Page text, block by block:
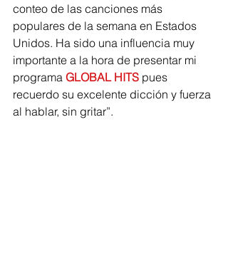
conteo de las canciones más
populares de la semana en Estados
Unidos. Ha sido una influencia muy
importante a la hora de presentar mi
programa GLOBAL HITS pues
recuerdo su excelente dicción y fuerza
al hablar, sin gritar”.